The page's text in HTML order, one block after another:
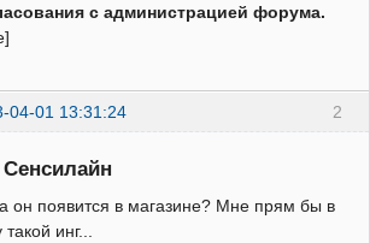
с администрацией форума.
2
04-01 13:31:24
Сенсилайн
он появится в магазине? Мне прям бы в
инг...